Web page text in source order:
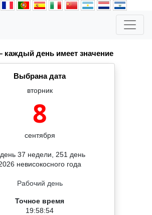
каждый день имеет значение
Выбрана дата
вторник
8
сентября
37 недели, 251 день
невисокосного года
Рабочий день
Точное время
19:58:54